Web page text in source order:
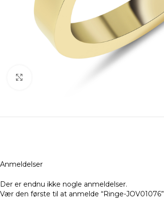
Anmeldelser
Der er endnu ikke nogle anmeldelser.
Vær den første til at anmelde “Ringe-JOV01076”